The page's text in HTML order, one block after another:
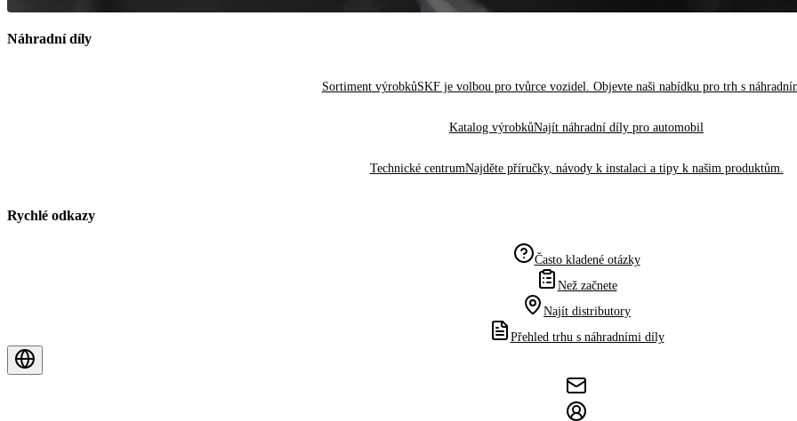
Náhradní díly
Sortiment výrobkůSKF je volbou pro tvůrce vozidel. Objevte naši nabídku pro trh s
Katalog výrobkůNajít náhradní díly pro automobil
Technické centrumNajděte příručky, návody k instalaci a tipy k našim produktům.
Rychlé odkazy
Často kladené otázky
Než začnete
Najít distributory
Přehled trhu s náhradními díly